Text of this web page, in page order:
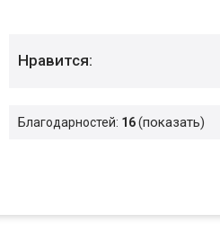
Нравится:
Благодарностей: 16 показать